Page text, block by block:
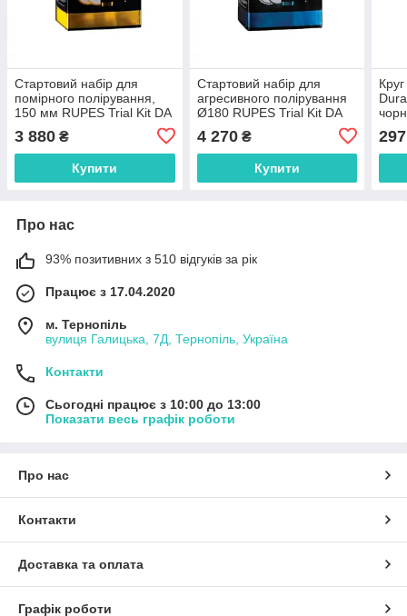
Стартовий набір для
помірного полірування,
150 мм RUPES Trial Kit DA
3 880 ₴
Купити
Стартовий набір для
агресивного полірування
Ø180 RUPES Trial Kit DA
4 270₴
Купити
297
Про нас
93% позитивних з 510 відгуків за рік
Працює з 17.04.2020
м. Тернопіль
вулиця Галицька, 7Д, Тернопіль, Україна
Контакти
Сьогодні працює з 10:00 до 13:00
Показати весь графік роботи
Про нас
Контакти
Доставка та оплата
Графік роботи